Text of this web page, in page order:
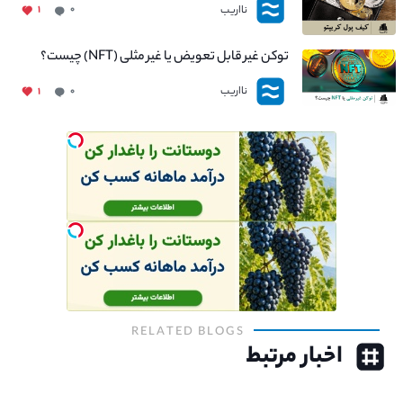
نااریب ۰ ۱
توکن غیر قابل تعویض یا غیر مثلی (NFT) چیست؟
نااریب ۰ ۱
RELATED BLOGS
اخبار مرتبط